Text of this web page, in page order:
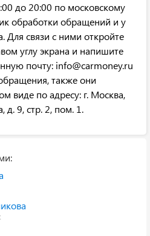
до 20:00 по московскому
обработки обращений и у
Для связи с ними откройте
углу экрана и напишите
почту: info@carmoney.ru
также они
виде по адресу: г. Москва,
д. 9, стр. 2, пом. 1.